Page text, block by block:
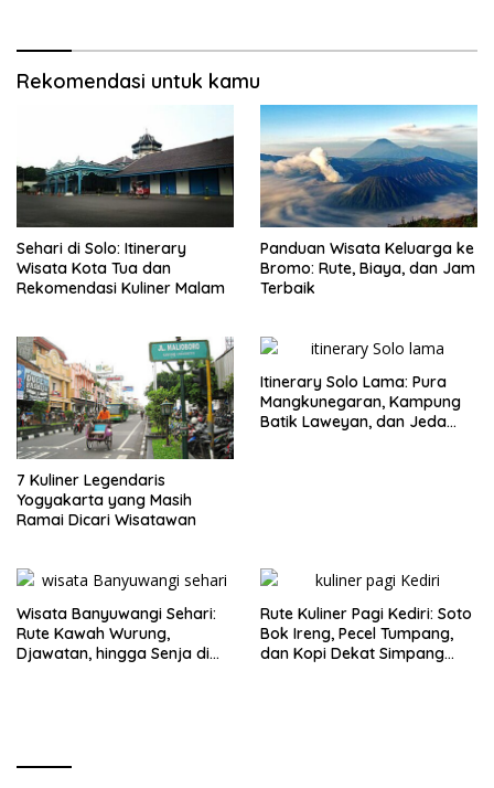
Rekomendasi untuk kamu
Sehari di Solo: Itinerary
Wisata Kota Tua dan
Rekomendasi Kuliner Malam
Panduan Wisata Keluarga ke
Bromo: Rute, Biaya, dan Jam
Terbaik
7 Kuliner Legendaris
Yogyakarta yang Masih
Ramai Dicari Wisatawan
Itinerary Solo Lama: Pura
Mangkunegaran, Kampung
Batik Laweyan, dan Jeda
Wisata Banyuwangi Sehari:
Rute Kawah Wurung,
Djawatan, hingga Senja di
Rute Kuliner Pagi Kediri: Soto
Bok Ireng, Pecel Tumpang,
dan Kopi Dekat Simpang